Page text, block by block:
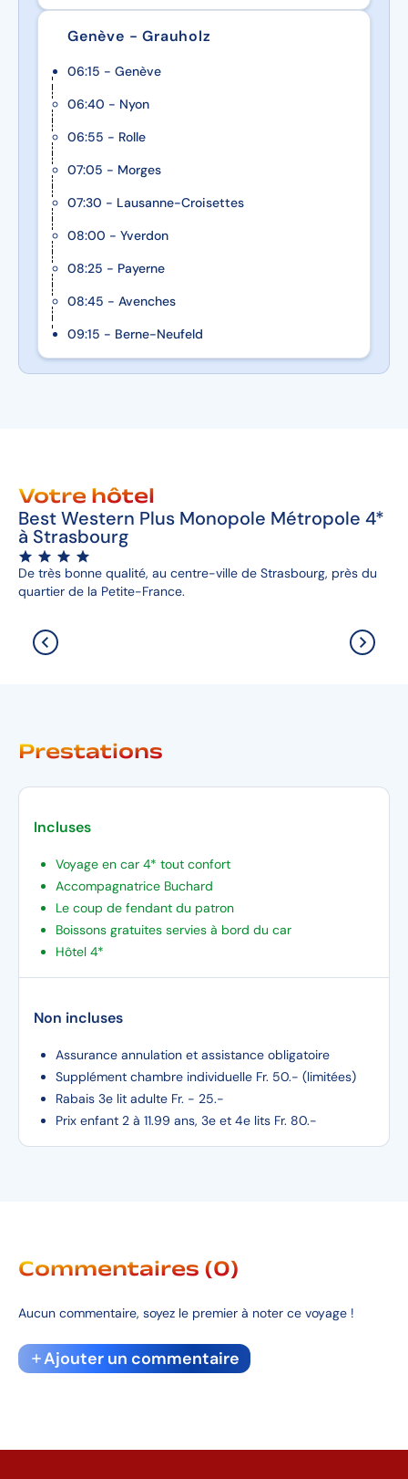
Genève - Grauholz
06:15 - Genève
06:40 - Nyon
06:55 - Rolle
07:05 - Morges
07:30 - Lausanne-Croisettes
08:00 - Yverdon
08:25 - Payerne
08:45 - Avenches
09:15 - Berne-Neufeld
Votre hôtel
Best Western Plus Monopole Métropole 4*
à Strasbourg
De très bonne qualité, au centre-ville de Strasbourg, près du
quartier de la Petite-France.
Prestations
Incluses
Voyage en car 4* tout confort
Accompagnatrice Buchard
Le coup de fendant du patron
Boissons gratuites servies à bord du car
Hôtel 4*
Non incluses
Assurance annulation et assistance obligatoire
Supplément chambre individuelle Fr. 50.- (limitées)
Rabais 3e lit adulte Fr. - 25.-
Prix enfant 2 à 11.99 ans, 3e et 4e lits Fr. 80.-
Commentaires (0)
Aucun commentaire, soyez le premier à noter ce voyage !
Ajouter un commentaire